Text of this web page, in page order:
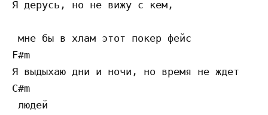
Я дерусь, но не вижу с кем,
мне бы в хлам этот покер фейс
F#m
Я выдыхаю дни и ночи, но время не ждет
C#m
людей